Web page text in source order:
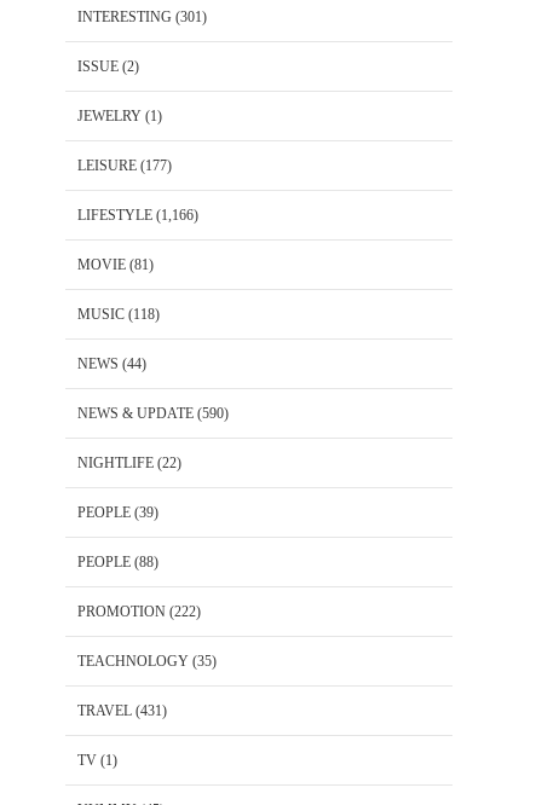
INTERESTING (301)
ISSUE (2)
JEWELRY (1)
LEISURE (177)
LIFESTYLE (1,166)
MOVIE (81)
MUSIC (118)
NEWS (44)
NEWS & UPDATE (590)
NIGHTLIFE (22)
PEOPLE (39)
PEOPLE (88)
PROMOTION (222)
TEACHNOLOGY (35)
TRAVEL (431)
TV (1)